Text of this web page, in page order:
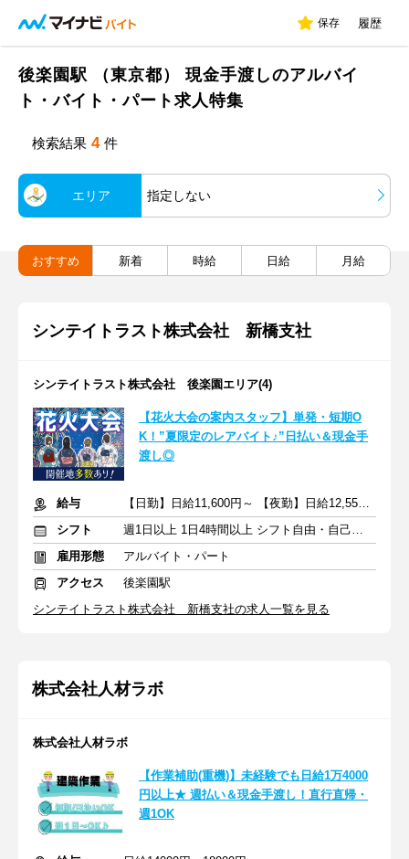
保存 履歴
後楽園駅 （東京都） 現金手渡しのアルバイ
ト・バイト・パート求人特集
検索結果 4 件
エリア 指定しない
おすすめ 新着 時給 日給 月給
シンテイトラスト株式会社 新橋支社
シンテイトラスト株式会社 後楽園エリア(4)
【花火大会の案内スタッフ】単発・短期O
K！”夏限定のレアバイト♪”日払い＆現金手
渡し◎
給与
【日勤】日給11,600円～ 【夜勤】日給12,550円～
シフト
週1日以上 1日4時間以上 シフト自由・自己申告
雇用形態
アルバイト・パート
アクセス
後楽園駅
シンテイトラスト株式会社 新橋支社の求人一覧を見る
株式会社人材ラボ
株式会社人材ラボ
【作業補助(重機)】未経験でも日給1万4000
円以上★ 週払い＆現金手渡し！直行直帰・
週1OK